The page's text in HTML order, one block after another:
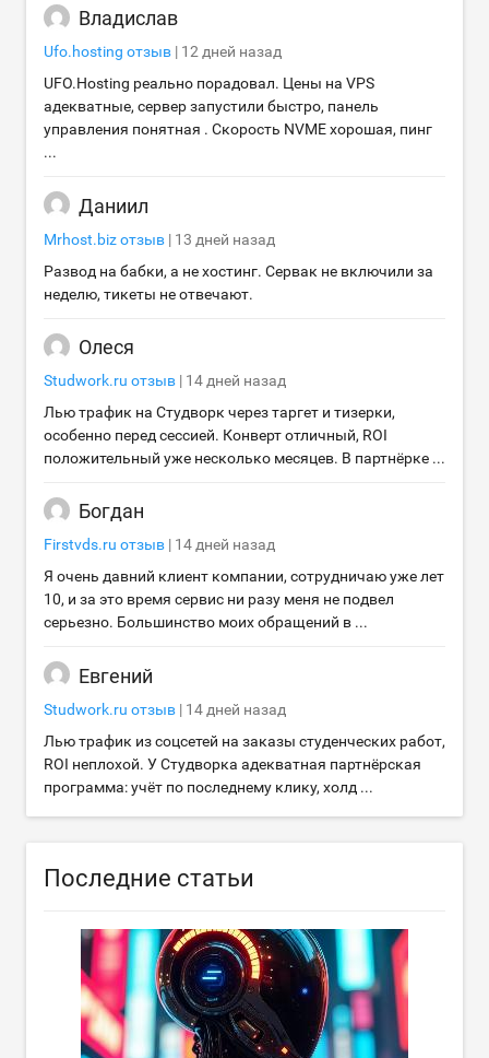
Владислав
Ufo.hosting отзыв | 12 дней назад
UFO.Hosting реально порадовал. Цены на VPS
адекватные, сервер запустили быстро, панель
управления понятная . Скорость NVME хорошая, пинг
...
Даниил
Mrhost.bizотзыв | 13 дней назад
Развод на бабки, а не хостинг. Сервак не включили за
неделю, тикеты не отвечают.
Олеся
Studwork.ru отзыв | 14 дней назад
Лью трафик на Студворк через таргет и тизерки,
особенно перед сессией. Конверт отличный, ROI
положительный уже несколько месяцев. В партнёрке ...
Богдан
Firstvds.ru отзыв | 14 дней назад
Я очень давний клиент компании, сотрудничаю уже лет
10, и за это время сервис ни разу меня не подвел
серьезно. Большинство моих обращений в ...
Евгений
Studwork.ru отзыв | 14 дней назад
Лью трафик из соцсетей на заказы студенческих работ,
ROI неплохой. У Студворка адекватная партнёрская
программа: учёт по последнему клику, холд ...
Последние статьи